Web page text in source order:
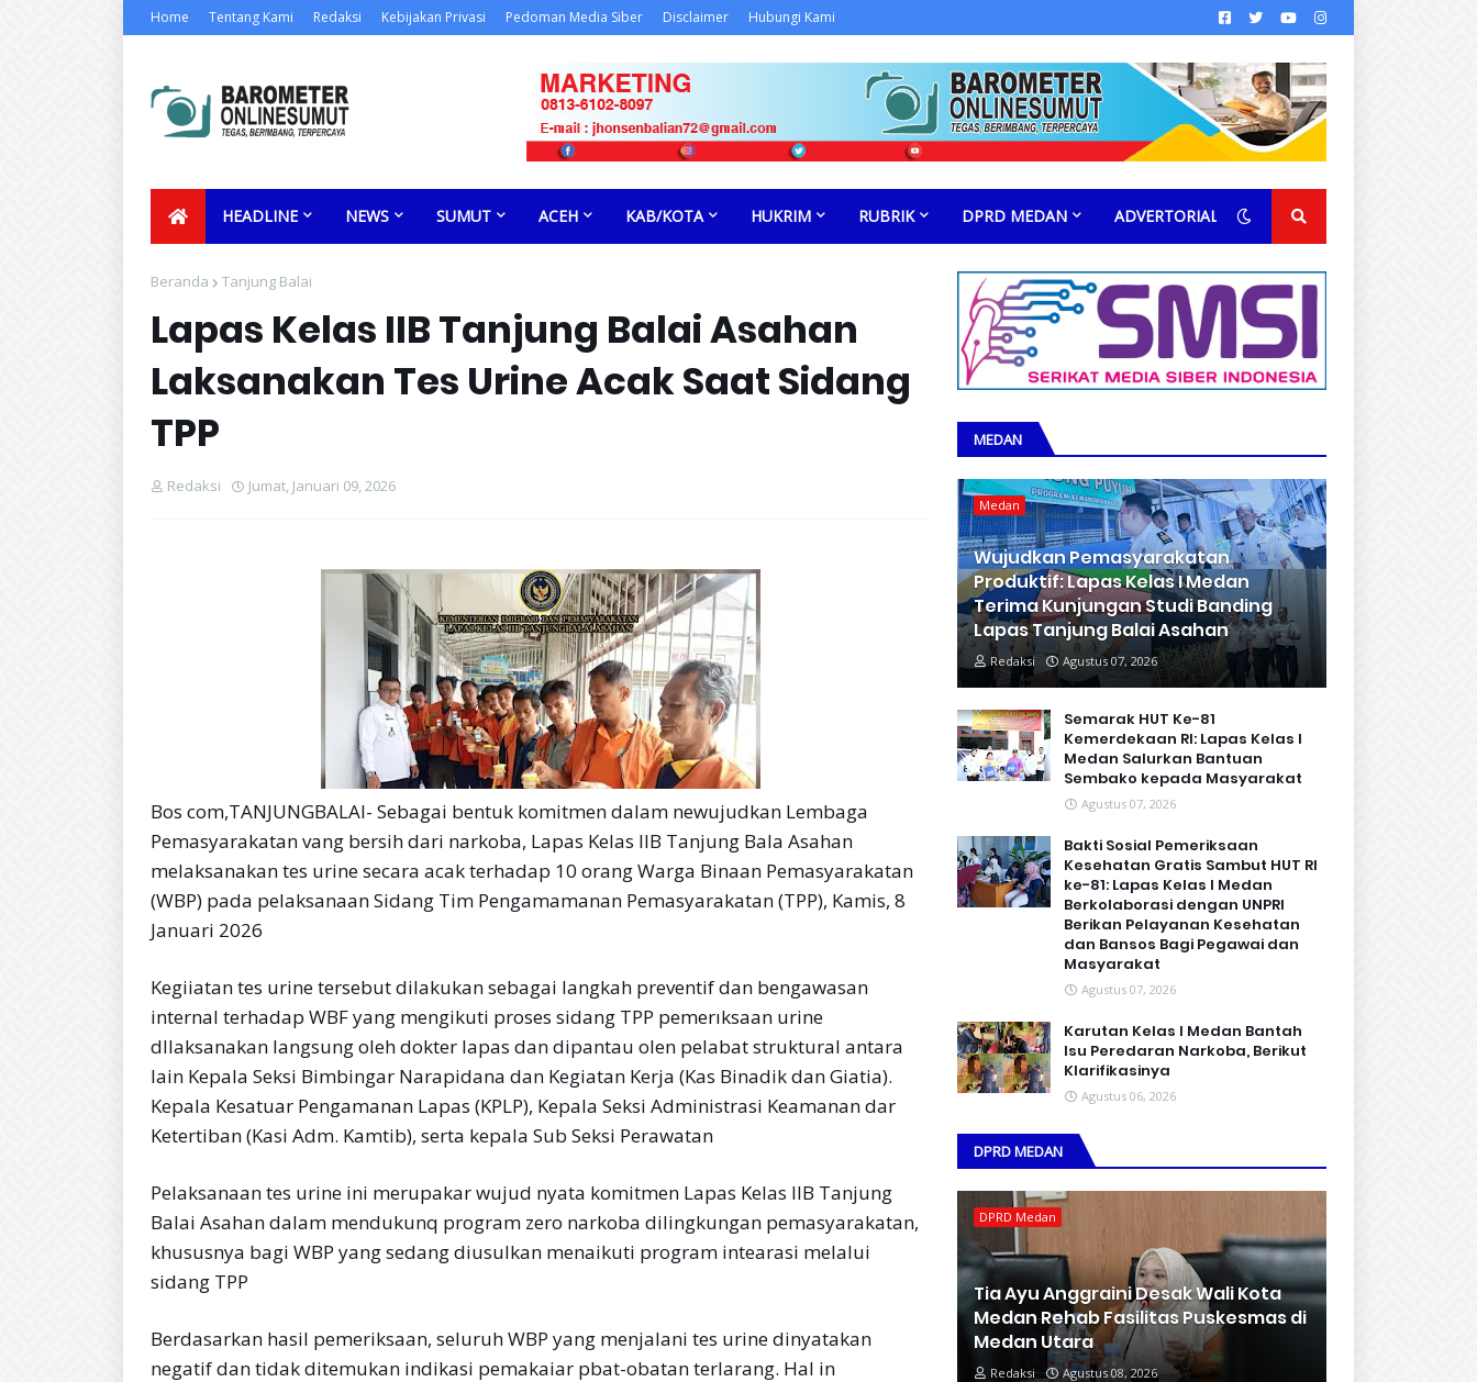
Home Tentang Kami Redaksi Kebijakan Privasi Pedoman Media Siber Disclaimer Hubungi Kami
HEADLINE NEWS SUMUT ACEH KAB/KOTA HUKRIM RUBRIK DPRD MEDAN ADVERTORIAL
Beranda Tanjung Balai
Lapas Kelas IIB Tanjung Balai Asahan
Laksanakan Tes Urine Acak Saat Sidang
TPP
Redaksi Jumat, Januari 09, 2026
Bos com,TANJUNGBALAI- Sebagai bentuk komitmen dalam newujudkan Lembaga
Pemasyarakatan vang bersih dari narkoba, Lapas Kelas IIB Tanjung Bala Asahan
melaksanakan tes urine secara acak terhadap 10 orang Warga Binaan Pemasyarakatan
(WBP) pada pelaksanaan Sidang Tim Pengamamanan Pemasyarakatan (TPP), Kamis, 8
Januari 2026
Kegiiatan tes urine tersebut dilakukan sebagai langkah preventif dan bengawasan
internal terhadap WBF yang mengikuti proses sidang TPP pemerıksaan urine
dllaksanakan langsung oleh dokter lapas dan dipantau olen pelabat struktural antara
lain Kepala Seksi Bimbingar Narapidana dan Kegiatan Kerja (Kas Binadik dan Giatia).
Kepala Kesatuar Pengamanan Lapas (KPLP), Kepala Seksi Administrasi Keamanan dar
Ketertiban (Kasi Adm. Kamtib), serta kepala Sub Seksi Perawatan
Pelaksanaan tes urine ini merupakar wujud nyata komitmen Lapas Kelas IIB Tanjung
Balai Asahan dalam mendukunq program zero narkoba dilingkungan pemasyarakatan,
khususnya bagi WBP yang sedang diusulkan menaikuti program intearasi melalui
sidang TPP
Berdasarkan hasil pemeriksaan, seluruh WBP yang menjalani tes urine dinyatakan
negatif dan tidak ditemukan indikasi pemakaiar pbat-obatan terlarang. Hal in
MEDAN
Medan
Wujudkan Pemasyarakatan
Produktif: Lapas Kelas I Medan
Terima Kunjungan Studi Banding
Lapas Tanjung Balai Asahan
Redaksi Agustus 07, 2026
Semarak HUT Ke-81
Kemerdekaan RI: Lapas Kelas I
Medan Salurkan Bantuan
Sembako kepada Masyarakat
Agustus 07, 2026
Bakti Sosial Pemeriksaan
Kesehatan Gratis Sambut HUT RI
ke-81: Lapas Kelas I Medan
Berkolaborasi dengan UNPRI
Berikan Pelayanan Kesehatan
dan Bansos Bagi Pegawai dan
Masyarakat
Agustus 07, 2026
Karutan Kelas I Medan Bantah
Isu Peredaran Narkoba, Berikut
Klarifikasinya
Agustus 06, 2026
DPRD MEDAN
DPRD Medan
Tia Ayu Anggraini Desak Wali Kota
Medan Rehab Fasilitas Puskesmas di
Medan Utara
Redaksi Agustus 08, 2026